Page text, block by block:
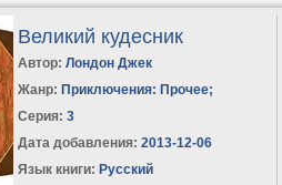
Великий кудесник
Автор:Лондон Джек
Жанр: Приключения: Прочее;
Серия:3
Дата добавления: 2013-12-06
Язык книги: Русский